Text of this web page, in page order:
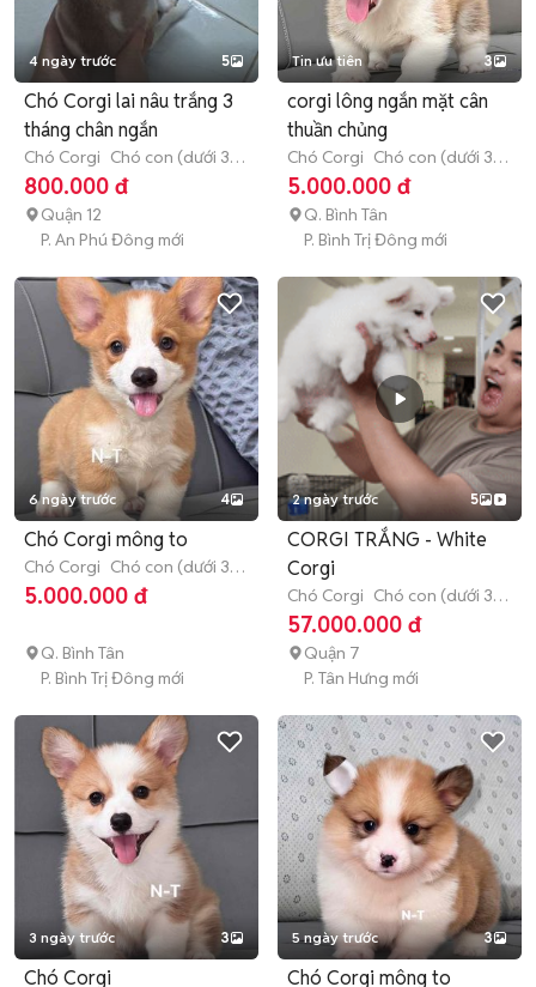
4 ngày trước 5
Chó Corgi lai nâu trắng 3
tháng chân ngắn
Chó Corgi Chó con (dưới 3
tháng tuổi)
800.000 đ
Quận 12
P. An Phú Đông mới
Tin ưu tiên 3
corgi lông ngắn mặt cân
thuần chủng
Chó Corgi Chó con (dưới 3
tháng tuổi)
5.000.000 đ
Q. Bình Tân
P. Bình Trị Đông mới
6 ngày trước 4
Chó Corgi mông to
Chó Corgi Chó con (dưới 3
tháng tuổi)
5.000.000 đ
Q. Bình Tân
P. Bình Trị Đông mới
2 ngày trước 5
CORGI TRẮNG - White
Corgi
Chó Corgi Chó con (dưới 3
tháng tuổi)
57.000.000 đ
Quận 7
P. Tân Hưng mới
3 ngày trước 3
Chó Corgi
5 ngày trước 3
Chó Corgi mông to